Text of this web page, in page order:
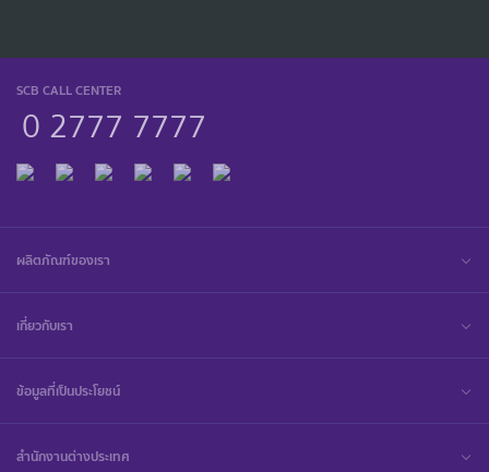
SCB CALL CENTER
0 2777 7777
ผลิตภัณฑ์ของเรา
เกี่ยวกับเรา
ข้อมูลที่เป็นประโยชน์
สำนักงานต่างประเทศ